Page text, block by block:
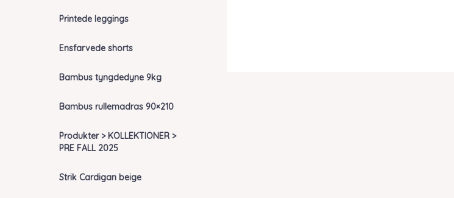
Printede leggings
Ensfarvede shorts
Bambus tyngdedyne 9kg
Bambus rullemadras 90×210
Produkter > KOLLEKTIONER >
PRE FALL 2025
Strik Cardigan beige